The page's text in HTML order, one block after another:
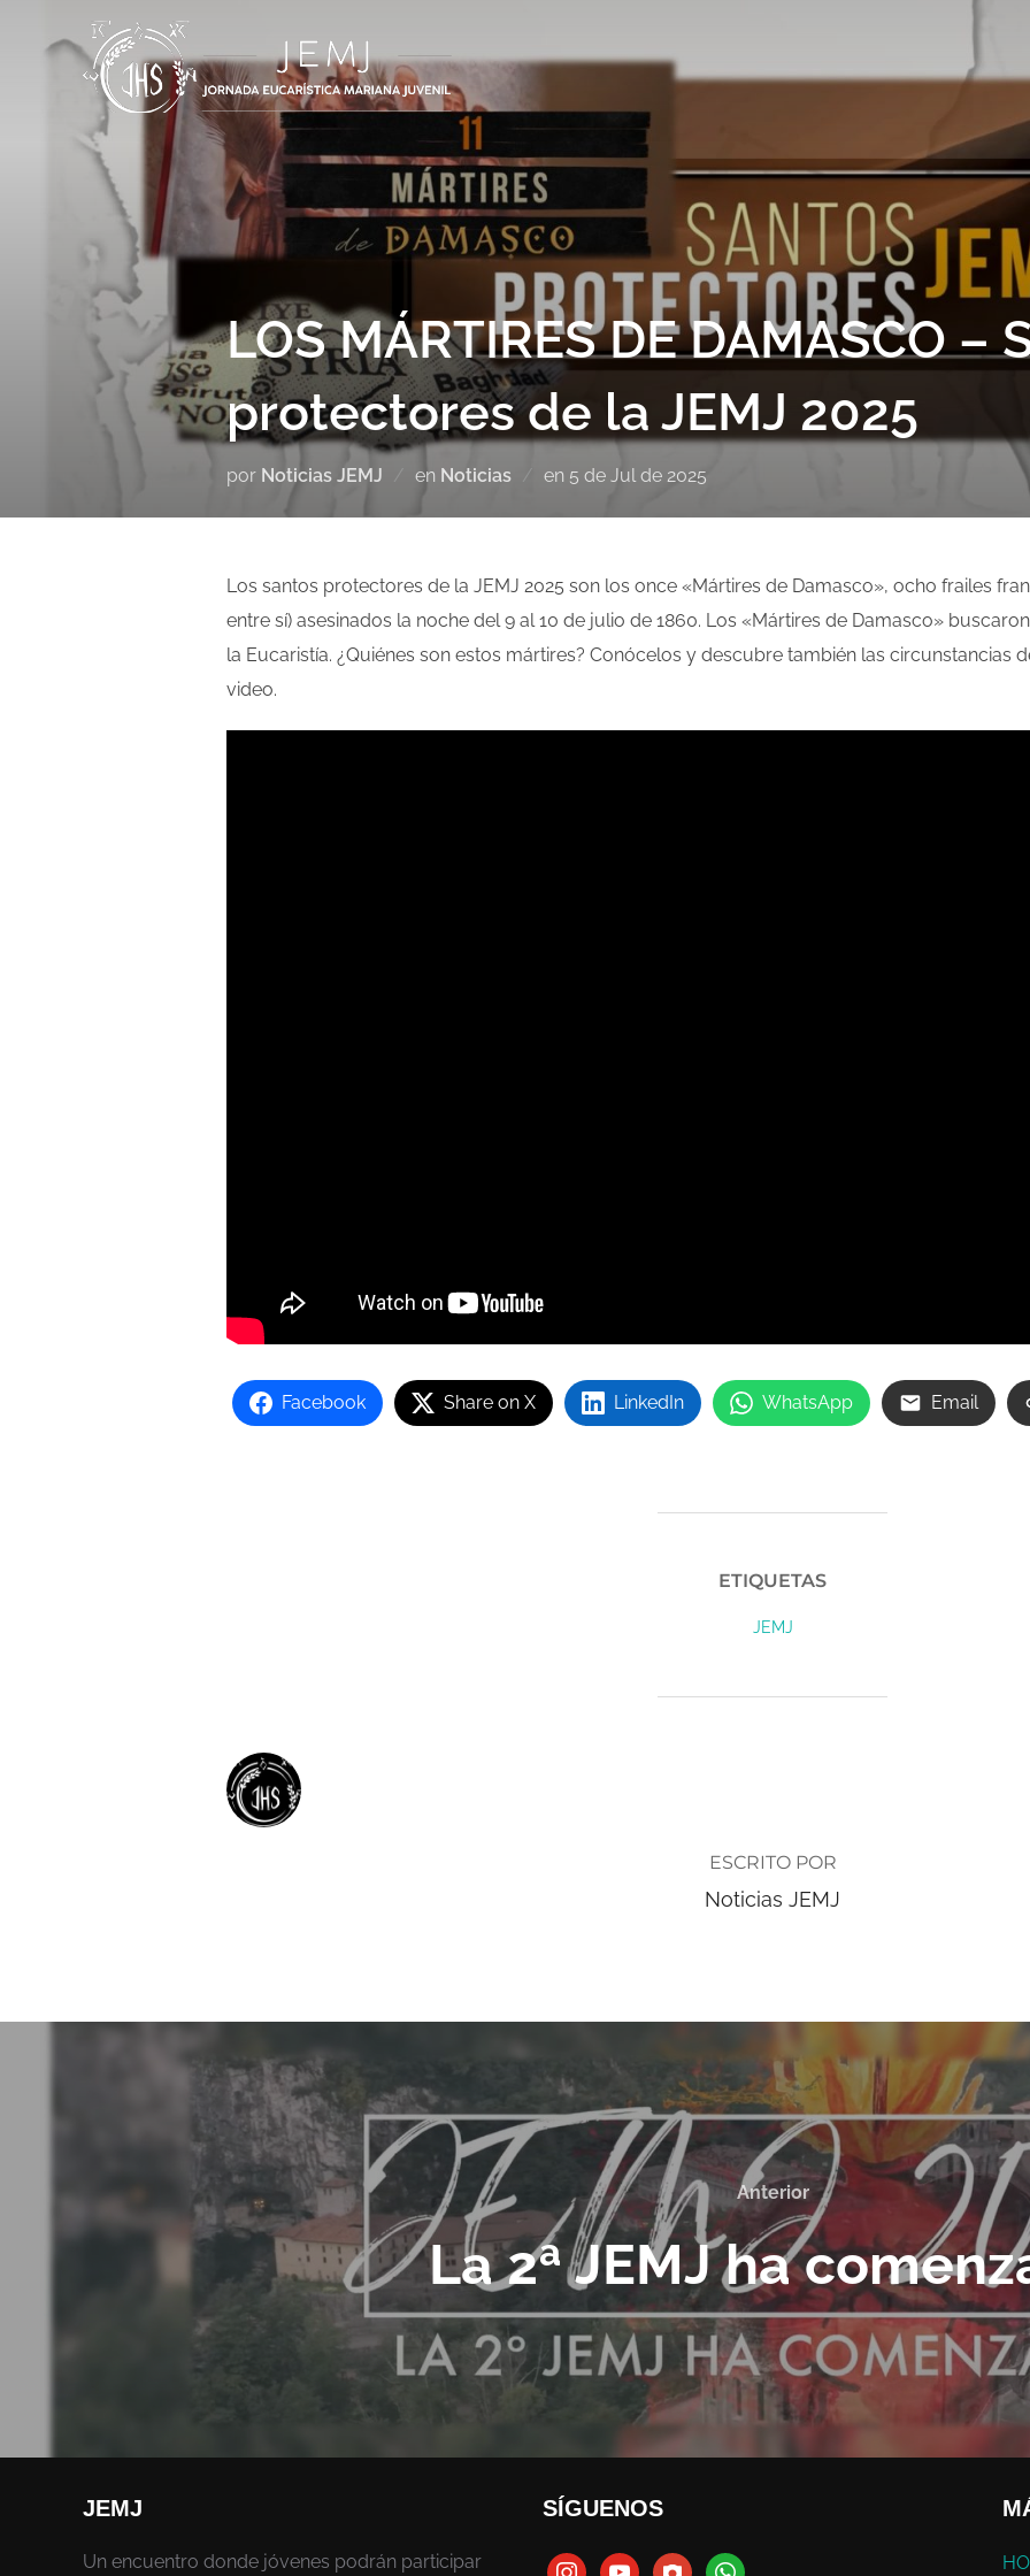
LOS MÁRTIRES DE DAMASCO –
protectores de la JEMJ 2025
por Noticias JEMJ en Noticias en 5 de Jul de 2025
Los santos protectores de la JEMJ 2025 son los once «Mártires de Damasco», ocho frailes
entre sí) asesinados la noche del 9 al 10 de julio de 1860. Los «Mártires de Damasco»
la Eucaristía. ¿Quiénes son estos mártires? Conócelos y descubre también las circunstancias
video.
Facebook Share on X LinkedIn WhatsApp Email
ETIQUETAS
JEMJ
ESCRITO POR
Noticias JEMJ
Anterior
La 2ª JEMJ ha
JEMJ
Un encuentro donde jóvenes podrán participar
SÍGUENOS